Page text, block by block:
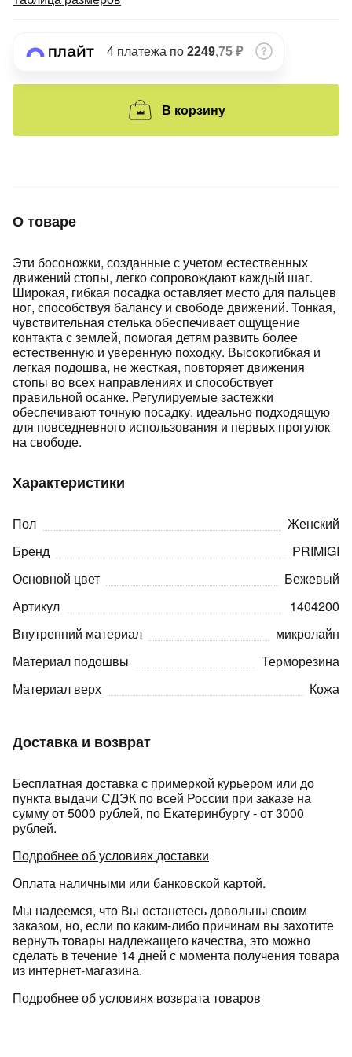
4 платежа по 2249,75 ₽
В корзину
Доставка и возврат
Бесплатная доставка с примеркой курьером или до
пункта выдачи СДЭК по всей России при заказе на
сумму от 5000 рублей, по Екатеринбургу - от 3000
рублей.
Подробнее об условиях доставки
Оплата наличными или банковской картой.
Мы надеемся, что Вы останетесь довольны своим
заказом, но, если по каким-либо причинам вы захотите
вернуть товары надлежащего качества, это можно
сделать в течение 14 дней с момента получения товара
из интернет-магазина.
Подробнее об условиях возврата товаров
О товаре
Эти босоножки, созданные с учетом естественных
движений стопы, легко сопровождают каждый шаг.
Широкая, гибкая посадка оставляет место для пальцев
ног, способствуя балансу и свободе движений. Тонкая,
чувствительная стелька обеспечивает ощущение
контакта с землей, помогая детям развить более
естественную и уверенную походку. Высокогибкая и
легкая подошва, не жесткая, повторяет движения
стопы во всех направлениях и способствует
правильной осанке. Регулируемые застежки
обеспечивают точную посадку, идеально подходящую
для повседневного использования и первых прогулок
на свободе.
Характеристики
Пол
Женский
Бренд
PRIMIGI
Основной цвет
Бежевый
Артикул
1404200
Внутренний материал
микролайн
Материал подошвы
Терморезина
Материал верх
Кожа
Остались вопросы?
8 800 302-02-51